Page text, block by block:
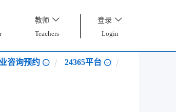
教师
Teachers
登录
Login
咨询预约 24365平台